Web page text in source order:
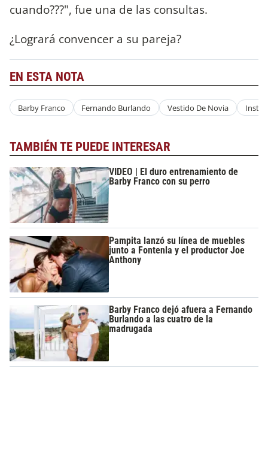
cuando???", fue una de las consultas.
¿Logrará convencer a su pareja?
EN ESTA NOTA
Barby Franco Fernando Burlando Vestido De Novia
TAMBIÉN TE PUEDE INTERESAR
VIDEO | El duro entrenamiento de
Barby Franco con su perro
Pampita lanzó su línea de muebles
junto a Fontenla y el productor Joe
Anthony
Barby Franco dejó afuera a Fernando
Burlando a las cuatro de la
madrugada